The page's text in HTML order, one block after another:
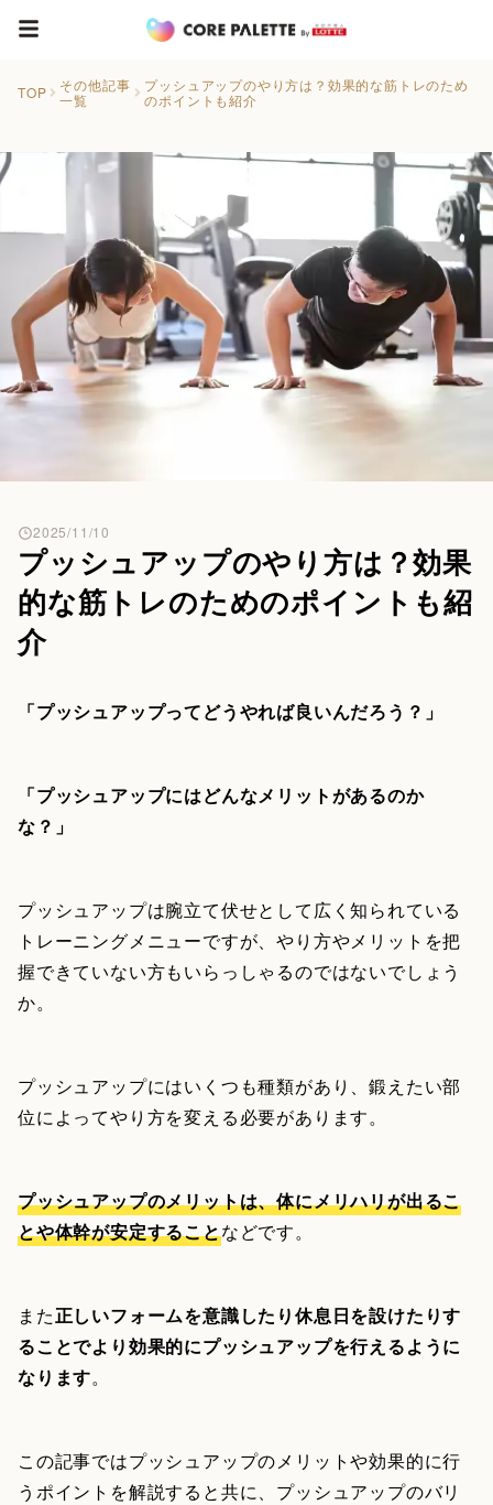
TOP
その他記事
一覧
プッシュアップのやり方は？効果的な筋トレのため
のポイントも紹介
プッシュアップのやり方は？効果
的な筋トレのためのポイントも紹
介
2025/11/10
「プッシュアップってどうやれば良いんだろう？」
「プッシュアップにはどんなメリットがあるのか
な？」
プッシュアップは腕立て伏せとして広く知られている
トレーニングメニューですが、やり方やメリットを把
握できていない方もいらっしゃるのではないでしょう
か。
プッシュアップにはいくつも種類があり、鍛えたい部
位によってやり方を変える必要があります。
プッシュアップのメリットは、体にメリハリが出るこ
とや体幹が安定することなどです。
また正しいフォームを意識したり休息日を設けたりす
ることでより効果的にプッシュアップを行えるように
なります。
この記事ではプッシュアップのメリットや効果的に行
うポイントを解説すると共に、プッシュアップのバリ